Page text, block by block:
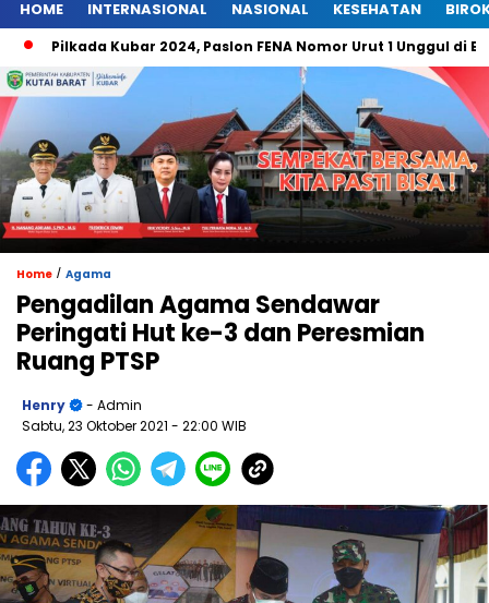
HOME INTERNASIONAL NASIONAL KESEHATAN
Kubar 2024, Paslon FENA Nomor Urut 1 Unggul di
Home / Agama
Pengadilan Agama Sendawar
Peringati Hut ke-3 dan Peresmian
Ruang PTSP
Henry
- Admin
Sabtu, 23 Oktober 2021 - 22:00 WIB